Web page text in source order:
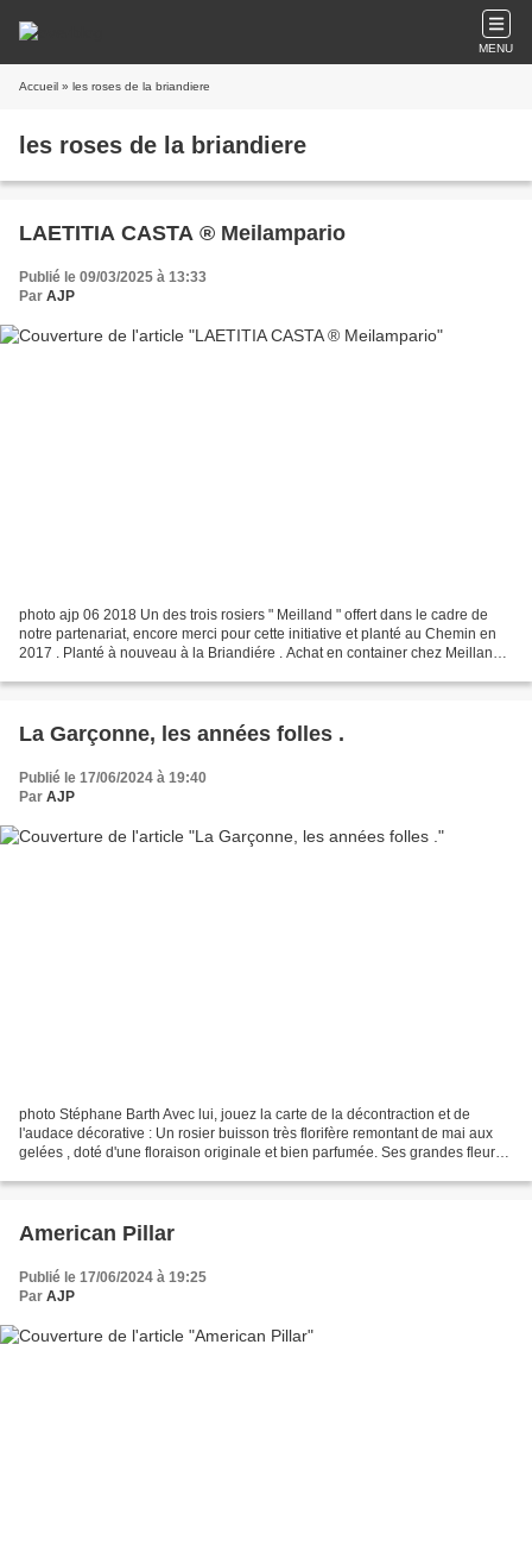
MENU
Accueil » les roses de la briandiere
les roses de la briandiere
LAETITIA CASTA ® Meilampario
Publié le 09/03/2025 à 13:33
Par AJP
photo ajp 06 2018 Un des trois rosiers " Meilland " offert dans le cadre de
notre partenariat, encore merci pour cette initiative et planté au Chemin en
2017 . Planté à nouveau à la Briandiére . Achat en container chez Meilland
La Garçonne, les années folles .
Publié le 17/06/2024 à 19:40
Par AJP
photo Stéphane Barth Avec lui, jouez la carte de la décontraction et de
l'audace décorative : Un rosier buisson très florifère remontant de mai aux
gelées , doté d'une floraison originale et bien parfumée. Ses grandes fleurs
American Pillar
Publié le 17/06/2024 à 19:25
Par AJP